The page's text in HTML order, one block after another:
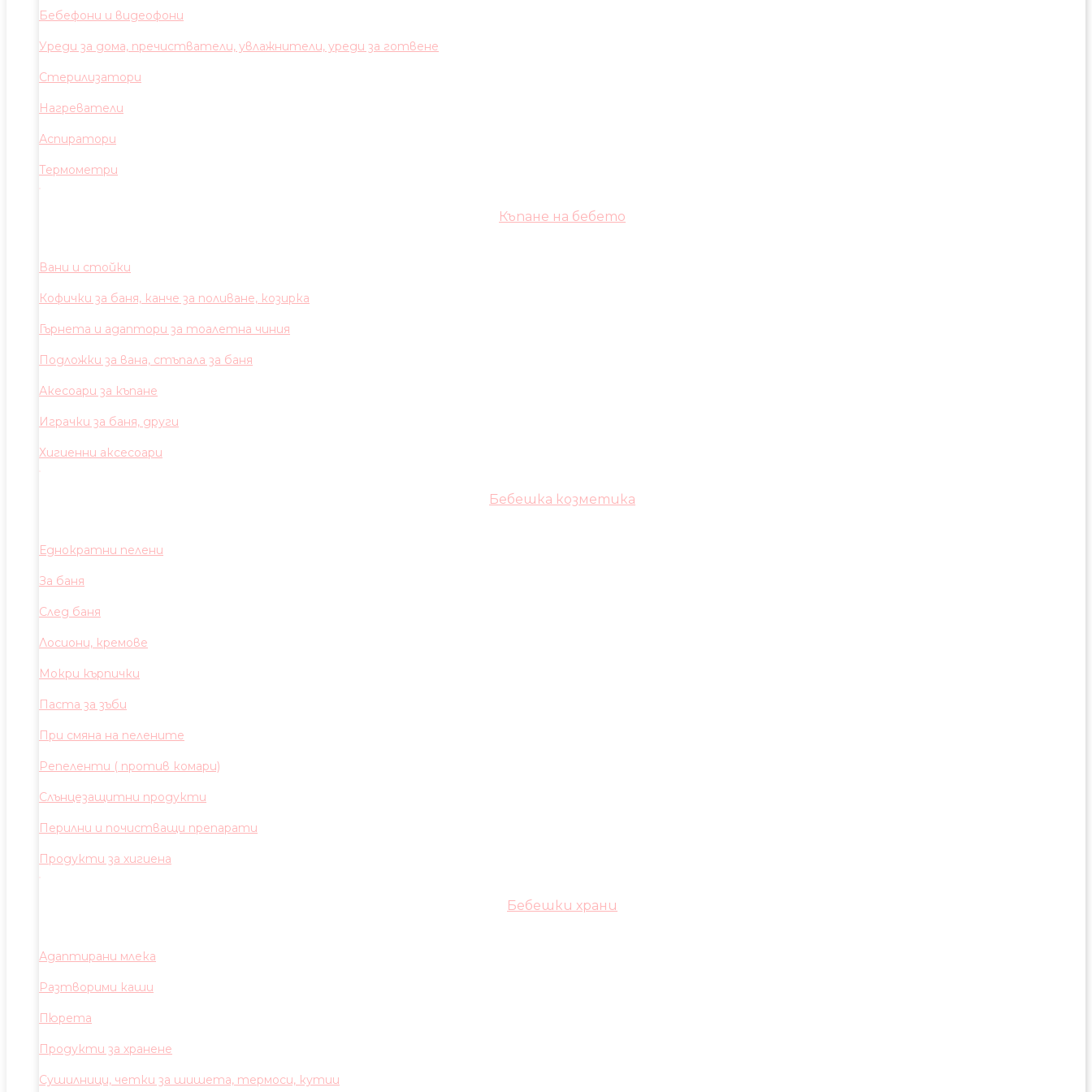
Бебефони и видеофони
Уреди за дома, пречистватели, увлажнители, уреди за готвене
Стерилизатори
Нагреватели
Аспиратори
Термометри
Къпане на бебето
Вани и стойки
Кофички за баня, канче за поливане, козирка
Гърнета и адаптори за тоалетна чиния
Подложки за вана, стъпала за баня
Акесоари за къпане
Играчки за баня, други
Хигиенни аксесоари
Бебешка козметика
Еднократни пелени
За баня
След баня
Лосиони, кремове
Мокри кърпички
Паста за зъби
При смяна на пелените
Репеленти ( против комари)
Слънцезащитни продукти
Перилни и почистващи препарати
Продукти за хигиена
Бебешки храни
Адаптирани млека
Разтворими каши
Пюрета
Продукти за хранене
Сушилници, четки за шишета, термоси, кутии